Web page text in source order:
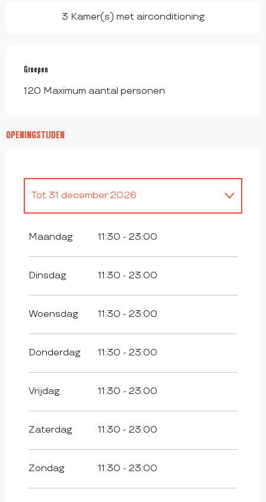
3 Kamer(s) met airconditioning
Groepen
Groepen
120 Maximum aantal personen
OPENINGSTIJDEN
Tot 31 december 2026
Maandag 11:30 - 23:00
Dinsdag 11:30 - 23:00
Woensdag 11:30 - 23:00
Donderdag 11:30 - 23:00
Vrijdag 11:30 - 23:00
Zaterdag 11:30 - 23:00
Zondag 11:30 - 23:00